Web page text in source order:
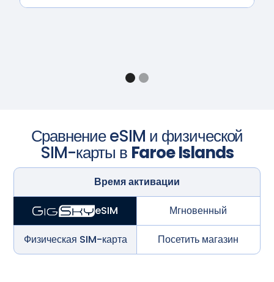
Сравнение eSIM и физической
SIM-карты в Faroe Islands
Время активации
eSIM Мгновенный
Физическая SIM-карта Посетить магазин